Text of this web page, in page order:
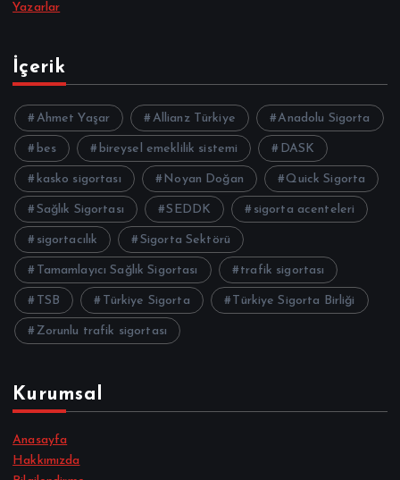
Yazarlar
İçerik
Ahmet Yaşar Allianz Türkiye Anadolu Sigorta
bes bireysel emeklilik sistemi DASK
kasko sigortası Noyan Doğan Quick Sigorta
Sağlık Sigortası SEDDK sigorta acenteleri
sigortacılık Sigorta Sektörü
Tamamlayıcı Sağlık Sigortası trafik sigortası
TSB Türkiye Sigorta Türkiye Sigorta Birliği
Zorunlu trafik sigortası
Kurumsal
Anasayfa
Hakkımızda